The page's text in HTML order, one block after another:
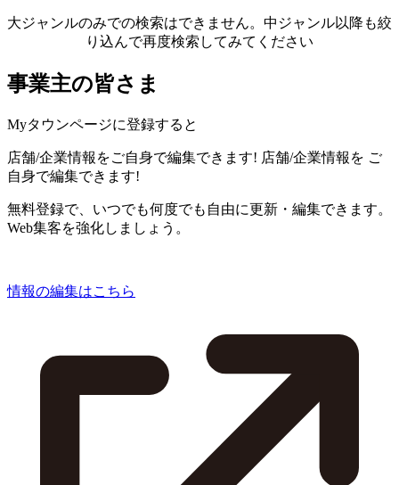
大ジャンルのみでの検索はできません。中ジャンル以降も絞
り込んで再度検索してみてください
事業主の皆さま
Myタウンページに登録すると
店舗/企業情報をご自身で編集できます! 店舗/企業情報を ご
自身で編集できます!
無料登録で、いつでも何度でも自由に更新・編集できます。
Web集客を強化しましょう。
情報の編集はこちら